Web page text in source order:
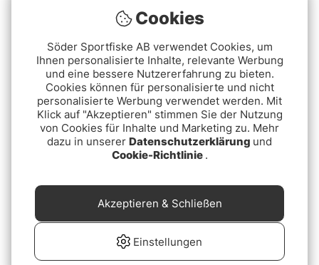
Sonik HeroX
€64.90
Fox Horizon X4 S Full
Shrink
ab €189
Cookies
Söder Sportfiske AB verwendet Cookies, um
Ihnen personalisierte Inhalte, relevante Werbung
und eine bessere Nutzererfahrung zu bieten.
Cookies können für personalisierte und nicht
personalisierte Werbung verwendet werden. Mit
Klick auf "Akzeptieren" stimmen Sie der Nutzung
von Cookies für Inhalte und Marketing zu. Mehr
dazu in unserer Datenschutzerklärung und
Cookie-Richtlinie .
Einstellungen
Akzeptieren & Schließen